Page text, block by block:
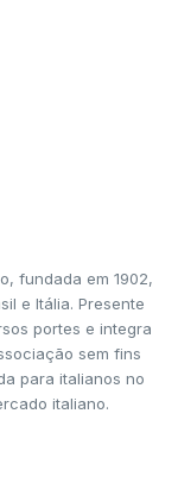
fundada em 1902,
e Itália. Presente
portes e integra
sem fins
para italianos no
italiano.